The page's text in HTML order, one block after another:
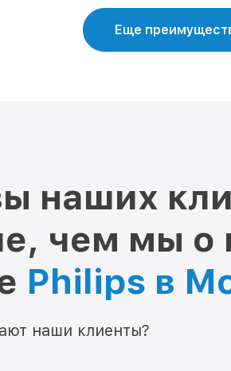
Еще
наших
чем мы о
Philips в
наши клиенты?